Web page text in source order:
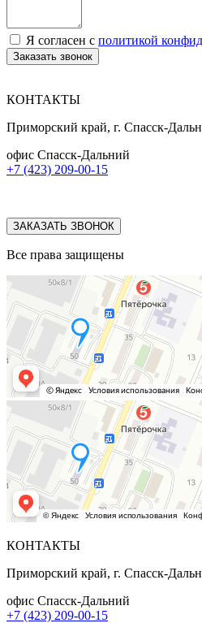
Я согласен с политикой
Заказать звонок
КОНТАКТЫ
Приморский край, г. Спасск-
офис Спасск-Дальний
+7 (423) 209-00-15
ЗАКАЗАТЬ ЗВОНОК
Все права защищены
КОНТАКТЫ
Приморский край, г. Спасск-
офис Спасск-Дальний
+7 (423) 209-00-15